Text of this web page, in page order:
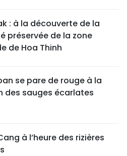
: à la découverte de la
préservée de la zone
de Hoa Thinh
se pare de rouge à la
des sauges écarlates
à l’heure des rizières